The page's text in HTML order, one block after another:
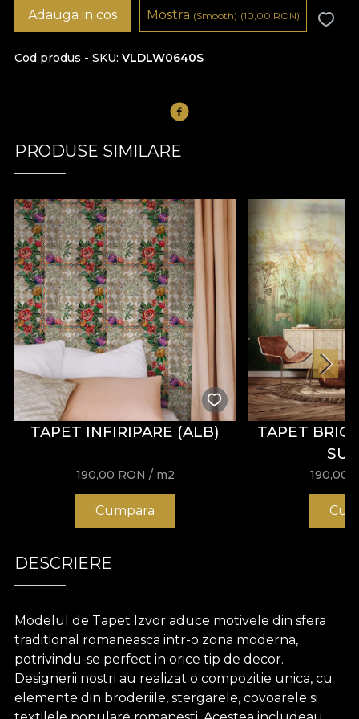
Cod produs - SKU VLDLW0640S
Adauga in cos Mostra (Smooth) (10,00 RON)
PRODUSE SIMILARE
TAPET INFIRIPARE (ALB)
190,00 RON / m2
Cumpara
TAPET
190,00
DESCRIERE
Modelul de Tapet Izvor aduce motivele din sfera
traditional romaneasca intr-o zona moderna,
potrivindu-se perfect in orice tip de decor.
Designerii nostri au realizat o compozitie unica, cu
elemente din broderiile, stergarele, covoarele si